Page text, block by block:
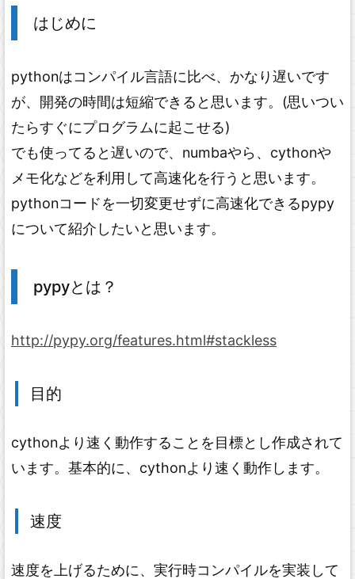
はじめに
pythonはコンパイル言語に比べ、かなり遅いです
が、開発の時間は短縮できると思います。(思いつい
たらすぐにプログラムに起こせる)
でも使ってると遅いので、numbaやら、cythonや
メモ化などを利用して高速化を行うと思います。
pythonコードを一切変更せずに高速化できるpypy
について紹介したいと思います。
pypyとは？
http://pypy.org/features.html#stackless
目的
cythonより速く動作することを目標とし作成されて
います。基本的に、cythonより速く動作します。
速度
速度を上げるために、実行時コンパイルを実装して